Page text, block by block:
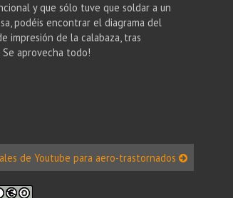
y que sólo tuve que soldar a un
podéis encontrar el diagrama del
impresión de la calabaza, tras
Se aprovecha todo!
de Youtube para aero-trastornados